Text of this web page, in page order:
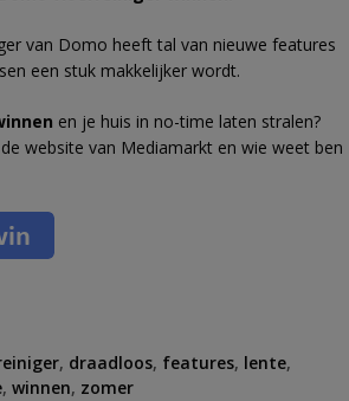
van Domo heeft tal van nieuwe features
een stuk makkelijker wordt.
en je huis in no-time laten stralen?
website van Mediamarkt en wie weet ben
, draadloos, features, lente,
, winnen, zomer